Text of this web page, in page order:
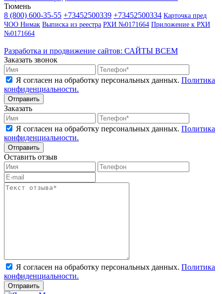
Тюмень
8 (800) 600-35-55 +73452500339 +73452500334 Карточка пред
ЧОО Нимак Выписка из реестра РХИ №0171664 Приложение к РХИ
№0171664
Разработка и продвижение сайтов: САЙТЫ ВСЕМ
Заказать звонок
Я согласен на обработку персональных данных. Политика
конфиденциальности.
Заказать
Я согласен на обработку персональных данных. Политика
конфиденциальности.
Оставить отзыв
Я согласен на обработку персональных данных. Политика
конфиденциальности.